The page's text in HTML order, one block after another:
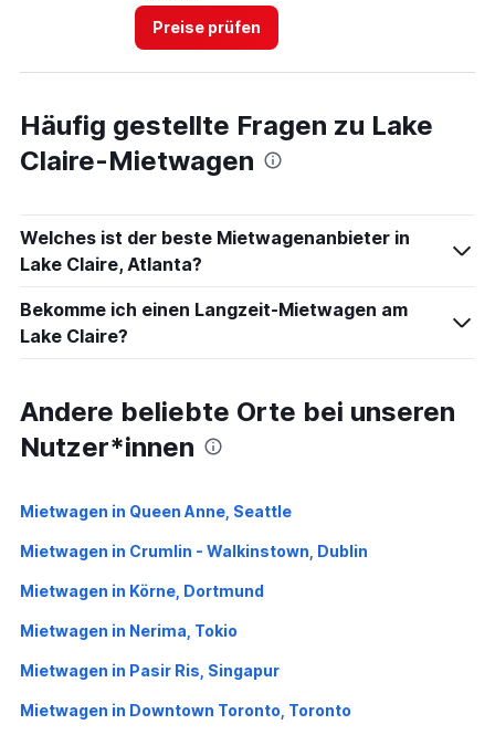
Preise prüfen
Häufig gestellte Fragen zu Lake
Claire-Mietwagen
Welches ist der beste Mietwagenanbieter in
Lake Claire, Atlanta?
Bekomme ich einen Langzeit-Mietwagen am
Lake Claire?
Andere beliebte Orte bei unseren
Nutzer*innen
Mietwagen in Queen Anne, Seattle
Mietwagen in Crumlin - Walkinstown, Dublin
Mietwagen in Körne, Dortmund
Mietwagen in Nerima, Tokio
Mietwagen in Pasir Ris, Singapur
Mietwagen in Downtown Toronto, Toronto